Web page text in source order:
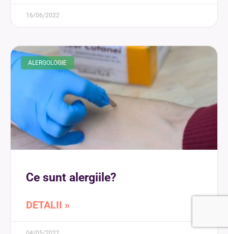
16/06/2022
ALERGOLOGIE
Ce sunt alergiile?
DETALII »